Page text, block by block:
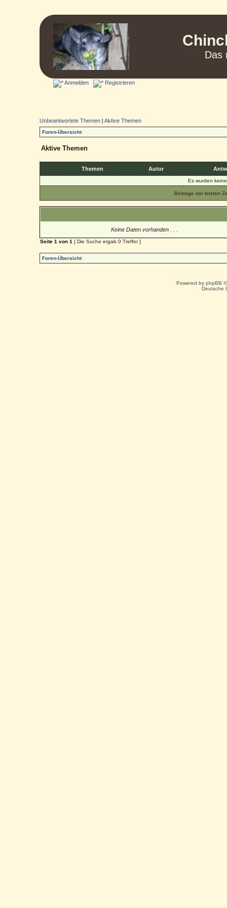
Das
Anmelden Registrieren
Unbeantwortete Themen |Aktive Themen
Foren-Übersicht
Aktive Themen
Themen Autor
Es wurden
Beiträge der letzten
Keine Daten vorhanden . . .
Seite1 von1 [ Die Suche ergab 0 Treffer ]
Foren-Übersicht
Powered by phpBB
Deutsche